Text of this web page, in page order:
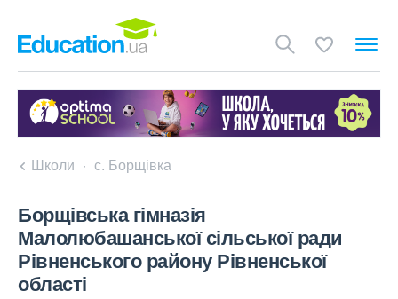
Школи с. Борщівка
Борщівська гімназія
Малолюбашанської сільської ради
Рівненського району Рівненської
області